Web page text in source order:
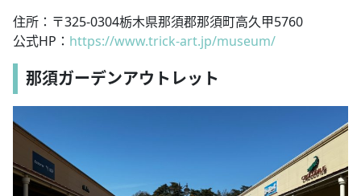
住所：〒325-0304栃木県那須郡那須町高久甲5760
公式HP： https://www.trick-art.jp/museum/
那須ガーデンアウトレット